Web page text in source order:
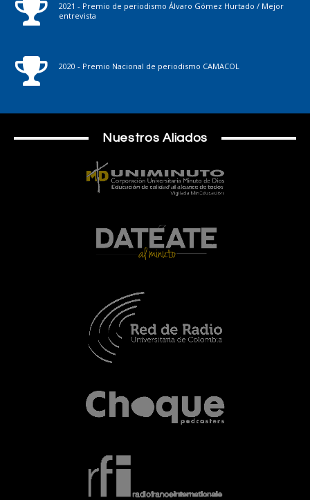
2021 - Premio de periodismo Álvaro Gómez Hurtado / Mejor
entrevista
2020 - Premio Nacional de periodismo CAMACOL
Nuestros Aliados